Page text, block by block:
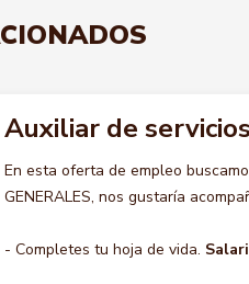
Auxiliar de
En esta oferta de empleo
GENERALES, nos gustaría
- Completes tu hoja de vida.